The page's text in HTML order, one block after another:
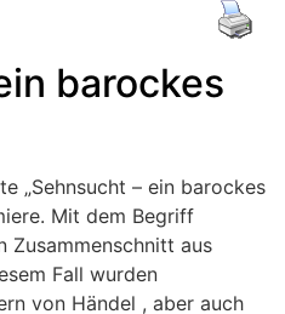
barockes
„Sehnsucht – ein barockes
Mit dem Begriff
Zusammenschnitt aus
Fall wurden
von Händel , aber auch